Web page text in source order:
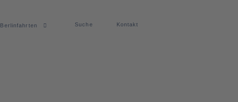
Berlinfahrten Suche Kontakt